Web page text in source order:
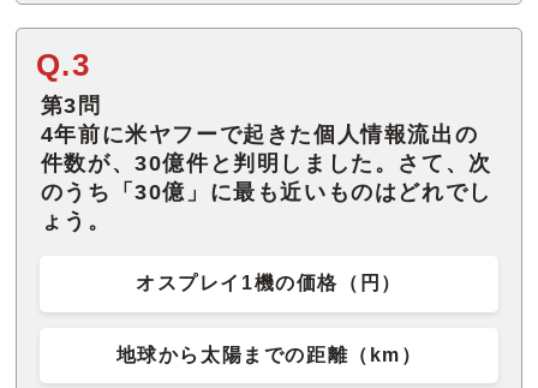
Q.3
第3問
4年前に米ヤフーで起きた個人情報流出の
件数が、30億件と判明しました。さて、次
のうち「30億」に最も近いものはどれでし
ょう。
オスプレイ1機の価格（円）
地球から太陽までの距離（km）